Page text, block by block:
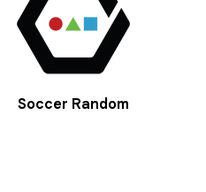
Soccer Random